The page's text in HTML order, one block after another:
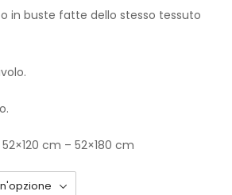
in buste fatte dello stesso tessuto
cm – 52×180 cm